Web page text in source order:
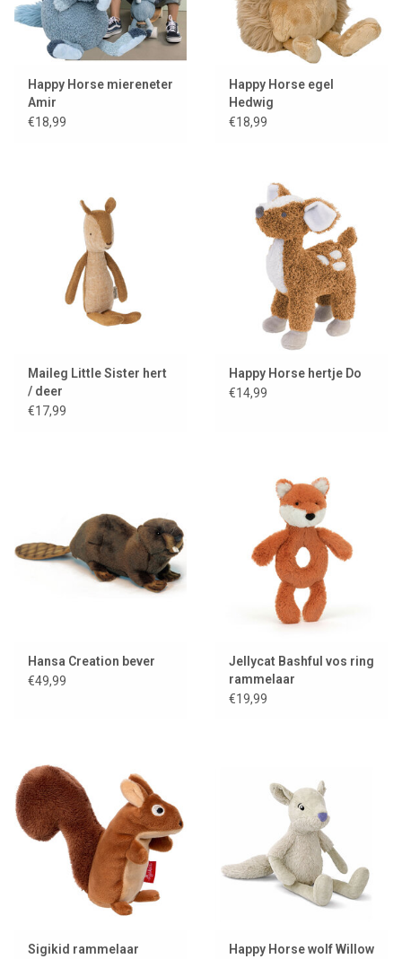
Happy Horse miereneter
Amir
€18,99
Happy Horse egel
Hedwig
€18,99
Maileg Little Sister hert
/ deer
€17,99
Happy Horse hertje Do
€14,99
Hansa Creation bever
€49,99
Jellycat Bashful vos ring
rammelaar
€19,99
Sigikid rammelaar
Happy Horse wolf Willow